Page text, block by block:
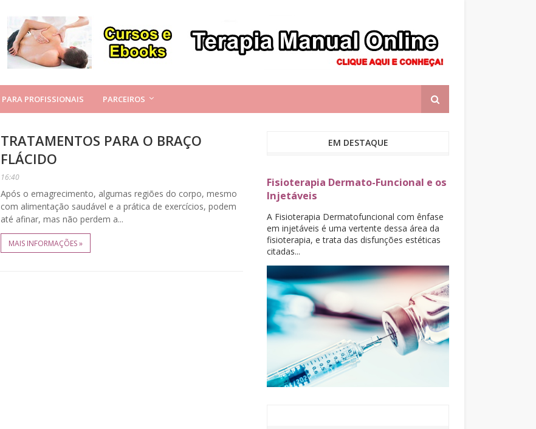
PARA PROFISSIONAIS PARCEIROS
TRATAMENTOS PARA O BRAÇO
FLÁCIDO
16:40
Após o emagrecimento, algumas regiões do corpo, mesmo
com alimentação saudável e a prática de exercícios, podem
até afinar, mas não perdem a...
MAIS INFORMAÇÕES »
EM DESTAQUE
Fisioterapia Dermato-Funcional e os
Injetáveis
A Fisioterapia Dermatofuncional com ênfase
em injetáveis é uma vertente dessa área da
fisioterapia, e trata das disfunções estéticas
citadas...